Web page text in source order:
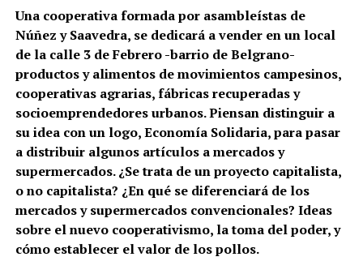
Una cooperativa formada por asambleístas de
Núñez y Saavedra, se dedicará a vender en un local
de la calle 3 de Febrero -barrio de Belgrano-
productos y alimentos de movimientos campesinos,
cooperativas agrarias, fábricas recuperadas y
socioemprendedores urbanos. Piensan distinguir a
su idea con un logo, Economía Solidaria, para pasar
a distribuir algunos artículos a mercados y
supermercados. ¿Se trata de un proyecto capitalista,
o no capitalista? ¿En qué se diferenciará de los
mercados y supermercados convencionales? Ideas
sobre el nuevo cooperativismo, la toma del poder, y
cómo establecer el valor de los pollos.